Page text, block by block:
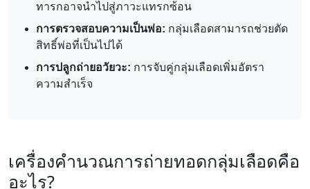
ทารกอาจนำไปสู่ภาวะแทรกซ้อน
การตรวจสอบความเป็นพ่อ: กลุ่มเลือดสามารถช่วยตัด
สิทธิ์พ่อที่เป็นไปได้
การปลูกถ่ายอวัยวะ: การจับคู่กลุ่มเลือดเพิ่มอัตรา
ความสำเร็จ
เครื่องคำนวณการถ่ายทอดกลุ่มเลือดคือ
อะไร?